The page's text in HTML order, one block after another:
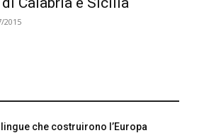
2015
lingue che costruirono l’Europa